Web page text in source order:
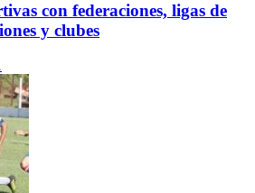
con federaciones, ligas de
y clubes